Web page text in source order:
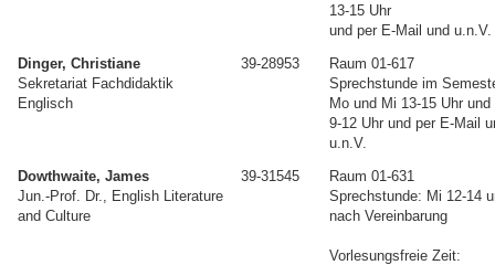
13-15 Uhr
und per E-Mail und u.n.V.
Dinger, Christiane
Sekretariat Fachdidaktik
Englisch
39-28953
Raum 01-617
Sprechstunde im
Mo und Mi 13-15 Uhr und
9-12 Uhr und per E-Mail
u.n.V.
Dowthwaite, James
Jun.-Prof. Dr., English Literature
and Culture
39-31545
Raum 01-631
Sprechstunde: Mi 12-14
nach Vereinbarung
Vorlesungsfreie Zeit: